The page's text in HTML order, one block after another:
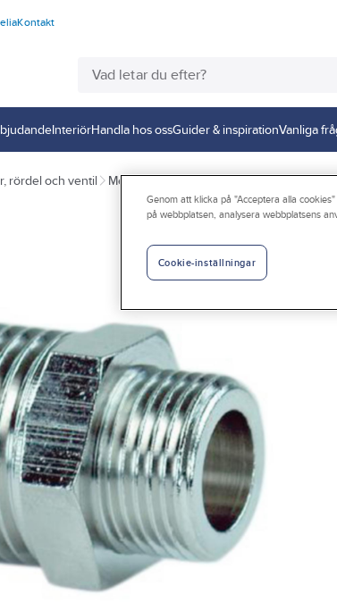
Kontakt
InteriörHandla hos ossGuider & inspirationVanliga
rördel och ventil Metallrördelar
Genom att klicka på "Acceptera alla
på webbplatsen, analysera webbplatsens
Cookie-inställningar